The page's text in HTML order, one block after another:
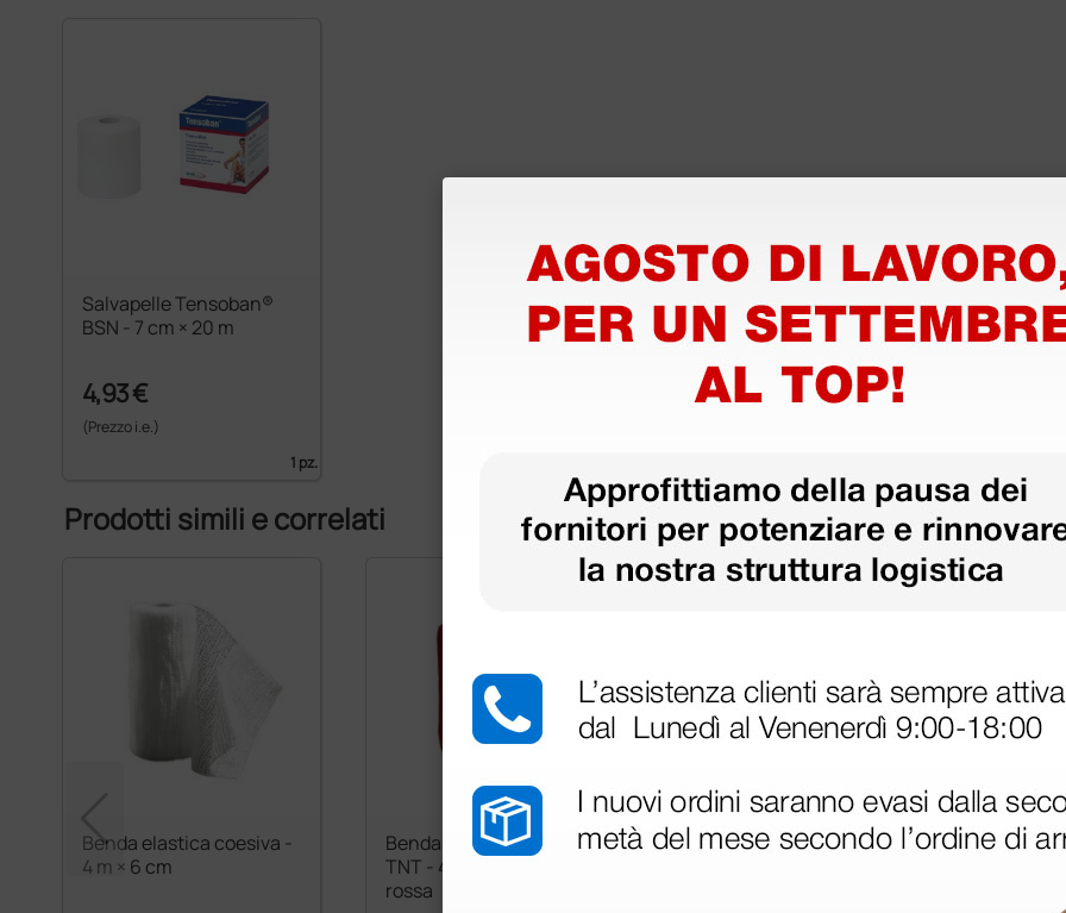
Salvapelle Tensoban®
BSN - 7 cm × 20 m
4,93 €
(Prezzo i.e.)
1 pz.
Prodotti simili e correlati
Benda elastica coesiva -
4 m × 6 cm
Benda elastica coesiva
TNT - 4,5 m × 7,5 cm -
rossa
Fasciature Tensoplast®